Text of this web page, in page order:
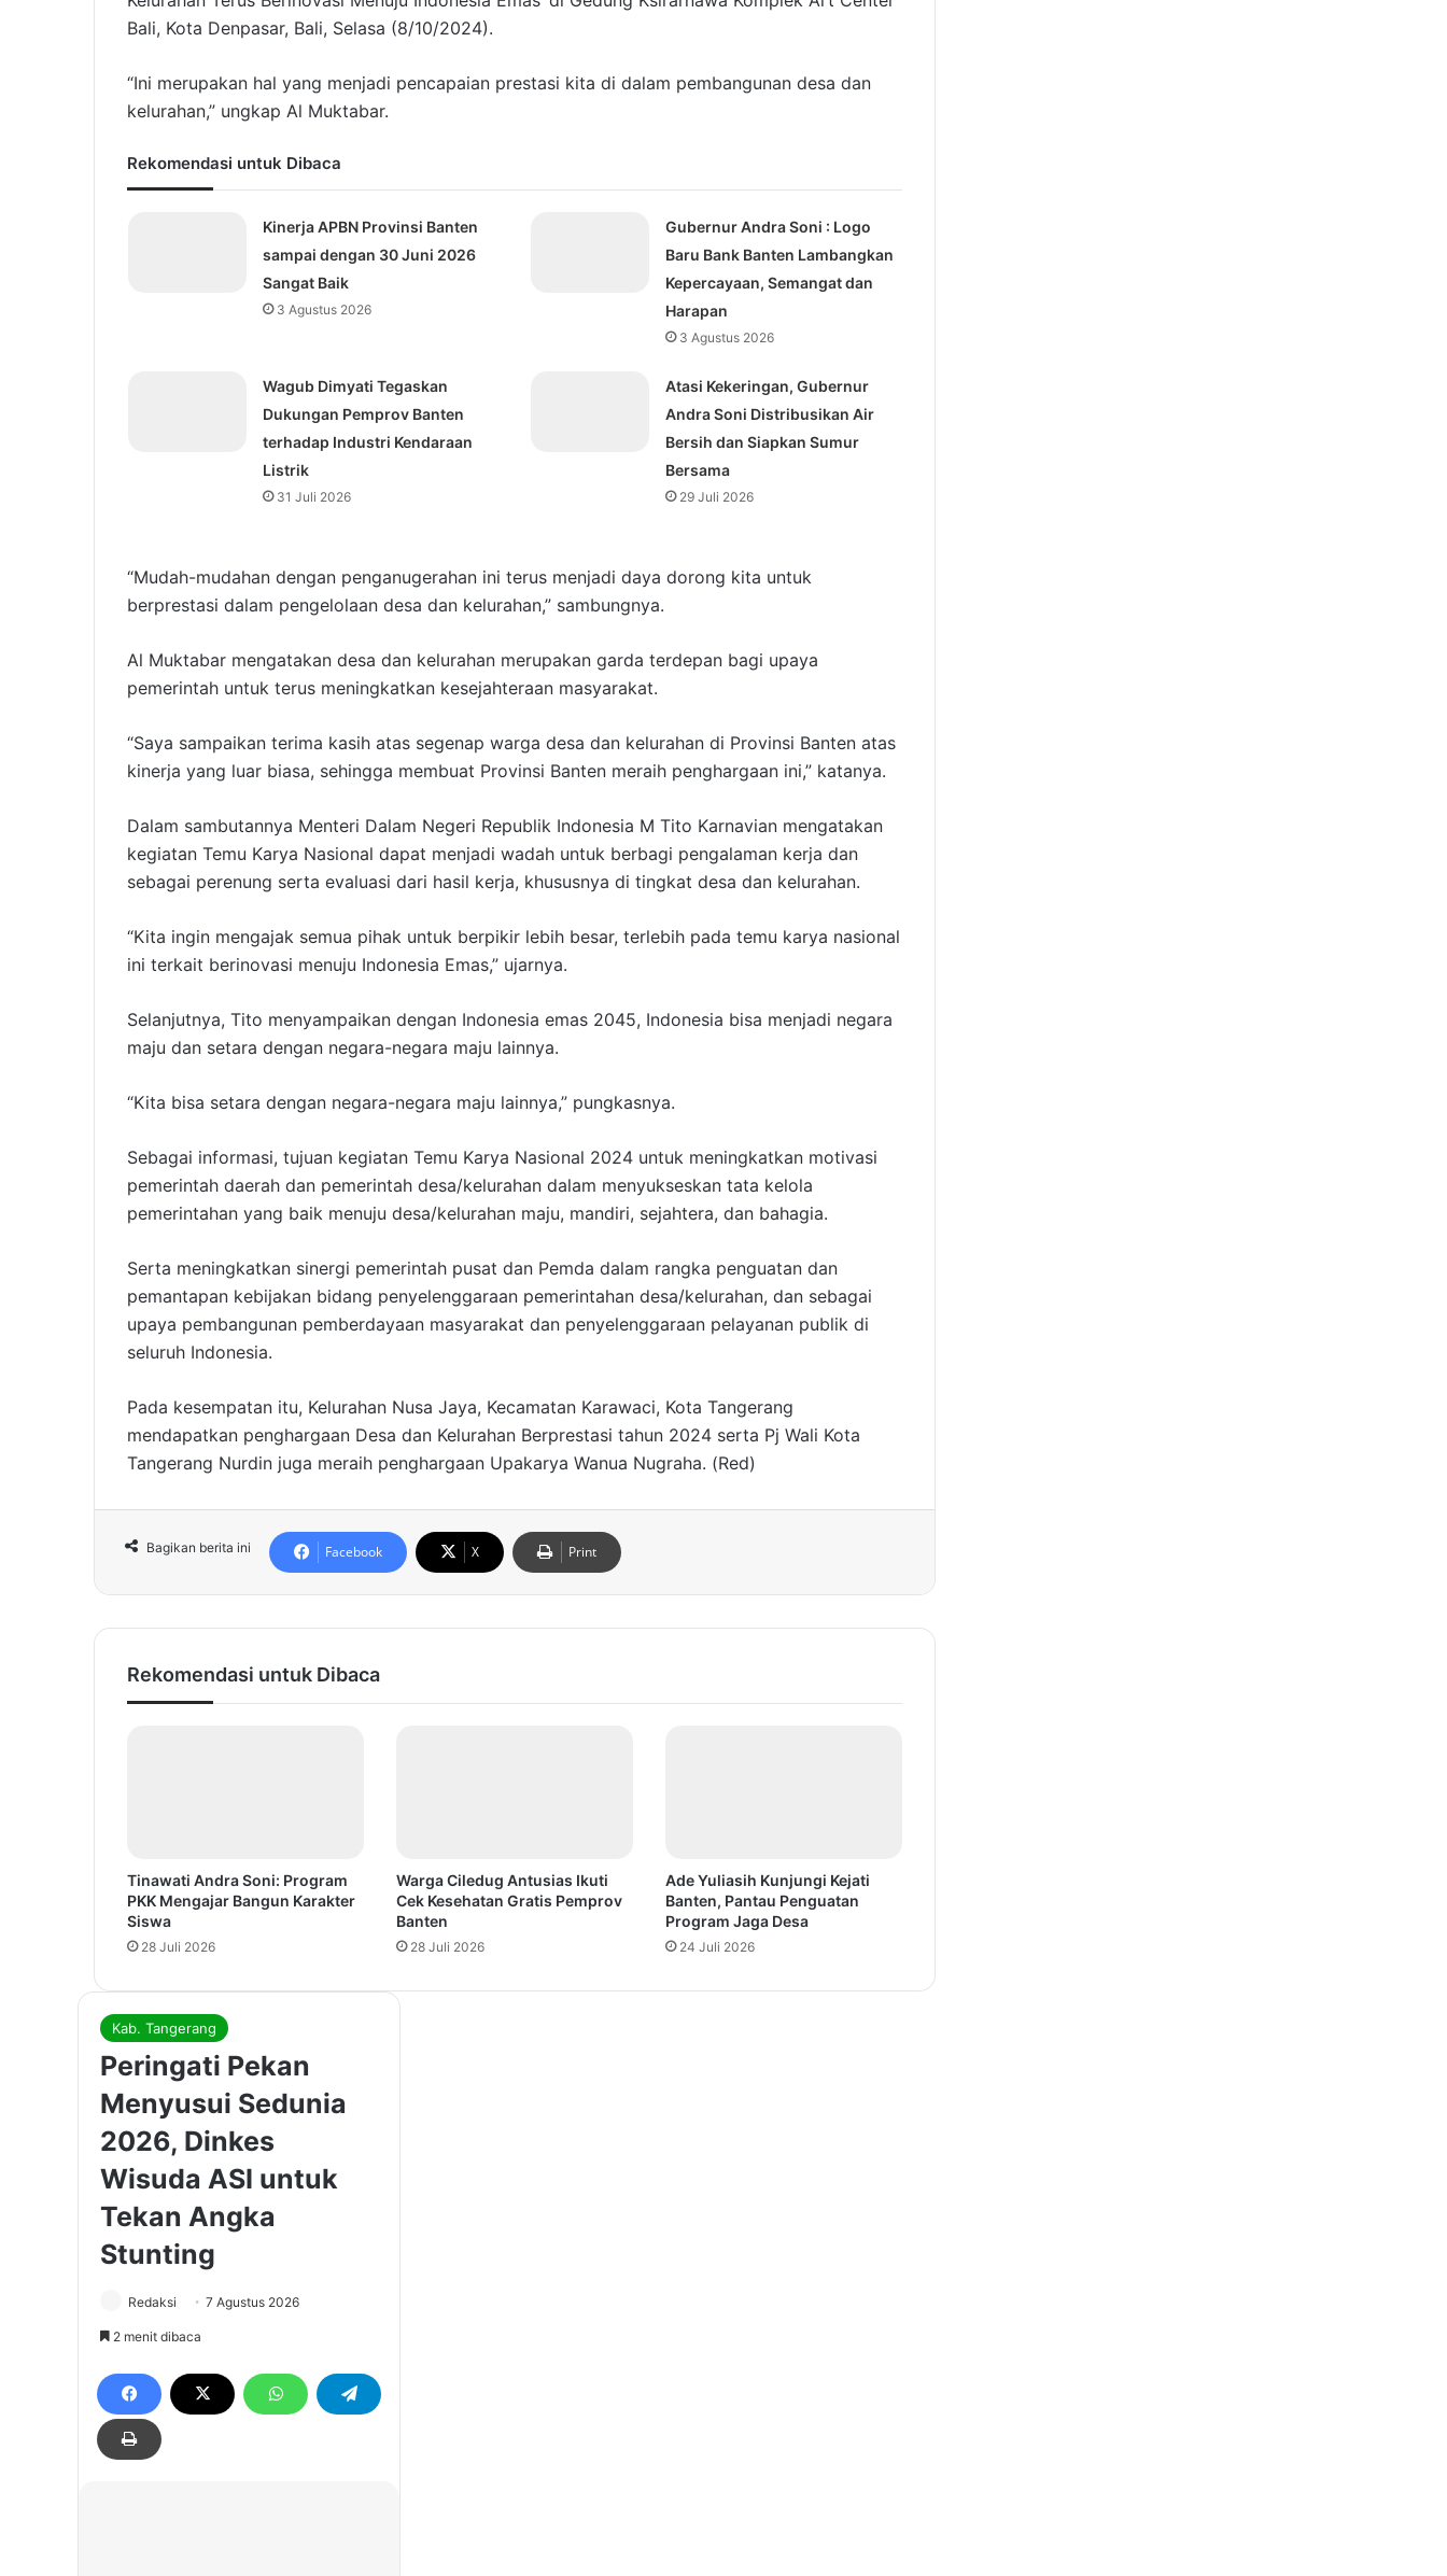
Bali, Kota Denpasar, Bali, Selasa (8/10/2024).
“Ini merupakan hal yang menjadi pencapaian prestasi kita di dalam pembangunan desa dan
kelurahan,” ungkap Al Muktabar.
Rekomendasi untuk Dibaca
Kinerja APBN Provinsi Banten
sampai dengan 30 Juni 2026
Sangat Baik
3 Agustus 2026
Gubernur Andra Soni : Logo
Baru Bank Banten Lambangkan
Kepercayaan, Semangat dan
Harapan
3 Agustus 2026
Wagub Dimyati Tegaskan
Dukungan Pemprov Banten
terhadap Industri Kendaraan
Listrik
31 Juli 2026
Atasi Kekeringan, Gubernur
Andra Soni Distribusikan Air
Bersih dan Siapkan Sumur
Bersama
29 Juli 2026
“Mudah-mudahan dengan penganugerahan ini terus menjadi daya dorong kita untuk
berprestasi dalam pengelolaan desa dan kelurahan,” sambungnya.
Al Muktabar mengatakan desa dan kelurahan merupakan garda terdepan bagi upaya
pemerintah untuk terus meningkatkan kesejahteraan masyarakat.
“Saya sampaikan terima kasih atas segenap warga desa dan kelurahan di Provinsi Banten atas
kinerja yang luar biasa, sehingga membuat Provinsi Banten meraih penghargaan ini,” katanya.
Dalam sambutannya Menteri Dalam Negeri Republik Indonesia M Tito Karnavian mengatakan
kegiatan Temu Karya Nasional dapat menjadi wadah untuk berbagi pengalaman kerja dan
sebagai perenung serta evaluasi dari hasil kerja, khususnya di tingkat desa dan kelurahan.
“Kita ingin mengajak semua pihak untuk berpikir lebih besar, terlebih pada temu karya nasional
ini terkait berinovasi menuju Indonesia Emas,” ujarnya.
Selanjutnya, Tito menyampaikan dengan Indonesia emas 2045, Indonesia bisa menjadi negara
maju dan setara dengan negara-negara maju lainnya.
“Kita bisa setara dengan negara-negara maju lainnya,” pungkasnya.
Sebagai informasi, tujuan kegiatan Temu Karya Nasional 2024 untuk meningkatkan motivasi
pemerintah daerah dan pemerintah desa/kelurahan dalam menyukseskan tata kelola
pemerintahan yang baik menuju desa/kelurahan maju, mandiri, sejahtera, dan bahagia.
Serta meningkatkan sinergi pemerintah pusat dan Pemda dalam rangka penguatan dan
pemantapan kebijakan bidang penyelenggaraan pemerintahan desa/kelurahan, dan sebagai
upaya pembangunan pemberdayaan masyarakat dan penyelenggaraan pelayanan publik di
seluruh Indonesia.
Pada kesempatan itu, Kelurahan Nusa Jaya, Kecamatan Karawaci, Kota Tangerang
mendapatkan penghargaan Desa dan Kelurahan Berprestasi tahun 2024 serta Pj Wali Kota
Tangerang Nurdin juga meraih penghargaan Upakarya Wanua Nugraha. (Red)
Bagikan berita ini Facebook X Print
Rekomendasi untuk Dibaca
Tinawati Andra Soni: Program
PKK Mengajar Bangun Karakter
Siswa
28 Juli 2026
Warga Ciledug Antusias Ikuti
Cek Kesehatan Gratis Pemprov
Banten
28 Juli 2026
Ade Yuliasih Kunjungi Kejati
Banten, Pantau Penguatan
Program Jaga Desa
24 Juli 2026